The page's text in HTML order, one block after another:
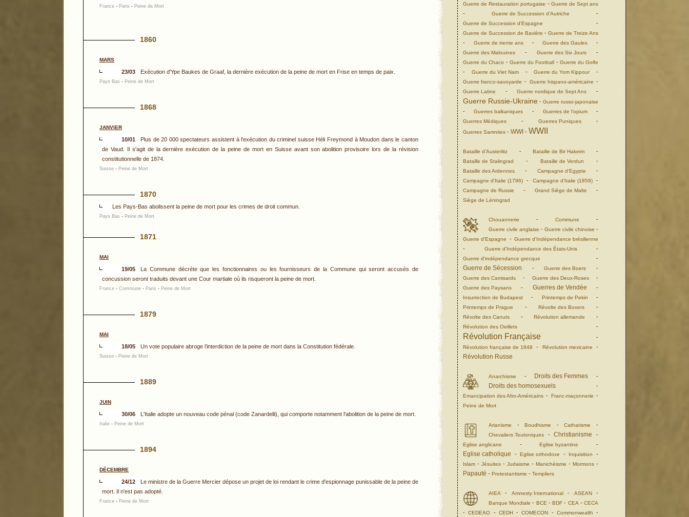
Guerre de Restauration portugaise - Guerre de Sept ans
- Guerre de Succession d'Autriche -
Guerre de Succession d'Espagne -
Guerre de Succession de Bavière - Guerre de Treize Ans
- Guerre de trente ans-Guerre des Gaules -
Guerre des Malouines - Guerre des Six Jours -
Guerre du Chaco - Guerre du Football - Guerre du Golfe
- Guerre du Viet Nam-Guerre du Yom Kippour-
Guerre franco-savoyarde - Guerre hispano-américaine -
Guerre Latine -Guerre nordique de Sept Ans -
Guerre Russie-Ukraine - Guerre russo-japonaise
-Guerres balkaniques - Guerres de l'opium-
Guerres Médiques - Guerres Puniques -
Guerres Samnites - WWI - WWII
Bataille d'Austerlitz -Bataille de Bir Hakeim -
Bataille de Stalingrad - Bataille de Verdun -
Bataille des Ardennes - Campagne d'Egypte -
Campagne d'Italie (1796) - Campagne d'Italie (1859)-
Campagne de Russie - Grand Siège de Malte -
Siège de Léningrad
Chouannerie - Commune -
Guerre civile anglaise - Guerre civile chinoise -
Guerre d'Espagne - Guerre d'Indépendance brésilienne
- Guerre d'Indépendance des États-Unis-
Guerre d'indépendance grecque -
Guerre de Sécession -Guerre des Boers -
Guerre des Camisards - Guerre des Deux-Roses -
Guerre des Paysans - Guerres de Vendée -
Insurrection de Budapest - Printemps de Pekin -
Printemps de Prague -Révolte des Boxers -
Révolte des Canuts -Révolution allemande -
Révolution des Oeillets -
Révolution Française -
Révolution française de 1848 - Révolution mexicaine -
Révolution Russe
Anarchisme - Droits des Femmes -
Droits des homosexuels -
Emancipation des Afro-Américains - Franc-maçonnerie -
Peine de Mort
Arianisme -Boudhisme -Catharisme -
Chevaliers Teutoniques -Christianisme -
Eglise anglicane -Eglise byzantine -
Eglise catholique -Eglise orthodoxe - Inquisition -
Islam - Jésuites - Judaisme - Manichéisme - Mormons -
Papauté - Protestantisme - Templiers
AIEA - Amnesty International- ASEAN-
Banque Mondiale - BCE - BDF - CEA - CECA
-CEDEAO - CEDH-COMECON - Commonwealth -
France - Paris - Peine de Mort
1860
MARS
23/03 Exécution d'Ype Baukes de Graaf, la dernière exécution de la peine de mort en Frise en temps de paix.
Pays Bas - Peine de Mort
1868
JANVIER
10/01
Plus de 20 000 spectateurs assistent à l'exécution du criminel suisse Héli Freymond à Moudon dans le canton
de Vaud. Il s'agit de la dernière exécution de la peine de mort en Suisse avant son abolition provisoire lors de la révision
constitutionnelle de 1874.
Suisse - Peine de Mort
1870
Les Pays-Bas abolissent la peine de mort pour les crimes de droit commun.
Pays Bas - Peine de Mort
1871
MAI
19/05
La Commune décrète que les fonctionnaires ou les fournisseurs de la Commune qui seront accusés de
concussion seront traduits devant une Cour martiale où ils risqueront la peine de mort.
France - Commune - Paris - Peine de Mort
1879
MAI
18/05 Un vote populaire abroge l’interdiction de la peine de mort dans la Constitution fédérale.
Suisse - Peine de Mort
1889
JUIN
30/06 L'Italie adopte un nouveau code pénal (code Zanardelli), qui comporte notamment l'abolition de la peine de mort.
Italie - Peine de Mort
1894
DÉCEMBRE
24/12
Le ministre de la Guerre Mercier dépose un projet de loi rendant le crime d'espionnage punissable de la peine de
mort. Il n'est pas adopté.
France - Peine de Mort